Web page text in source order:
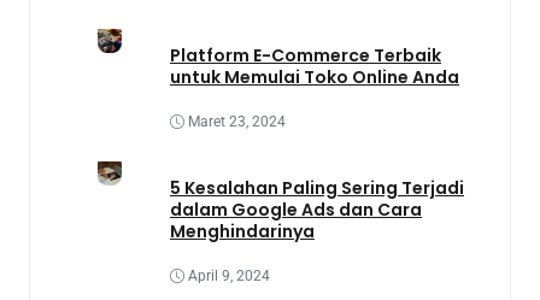
Platform E-Commerce Terbaik
untuk Memulai Toko Online Anda
Maret 23, 2024
5 Kesalahan Paling Sering Terjadi
dalam Google Ads dan Cara
Menghindarinya
April 9, 2024